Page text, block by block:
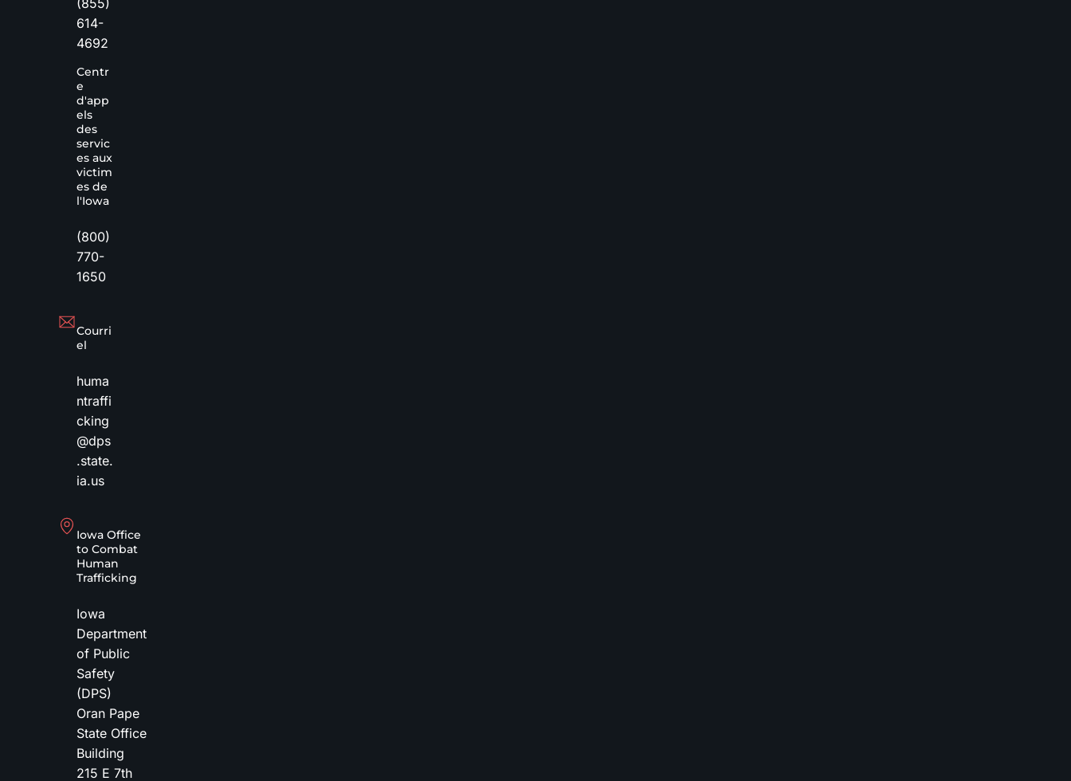
614-
4692
Centr
e
d'app
els
des
servic
es aux
victim
es de
l'Iowa
(800)
770-
1650
Courri
el
huma
ntraffi
cking
@dps
.state.
ia.us
Iowa Office
to Combat
Human
Trafficking
Iowa
Department
of Public
Safety
(DPS)
Oran Pape
State Office
Building
215 E 7th